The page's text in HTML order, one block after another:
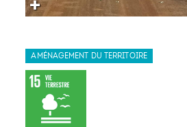
AMÉNAGEMENT DU TERRITOIRE